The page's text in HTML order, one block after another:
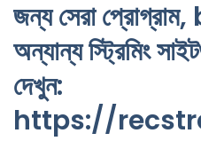
জন্য সেরা
অন্যান্য স্ট্রিমিং
দেখুন:
https://